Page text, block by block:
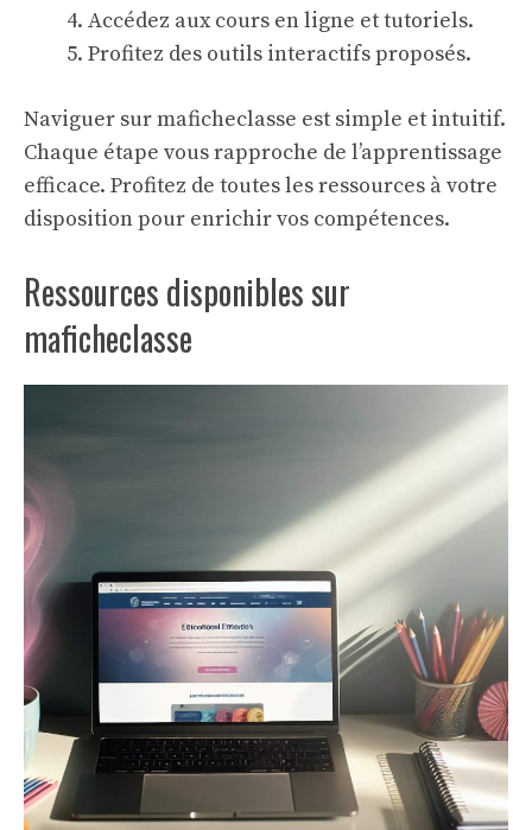
Accédez aux cours en ligne et tutoriels.
Profitez des outils interactifs proposés.
Naviguer sur maficheclasse est simple et intuitif.
Chaque étape vous rapproche de l’apprentissage
efficace. Profitez de toutes les ressources à votre
disposition pour enrichir vos compétences.
Ressources disponibles sur
maficheclasse